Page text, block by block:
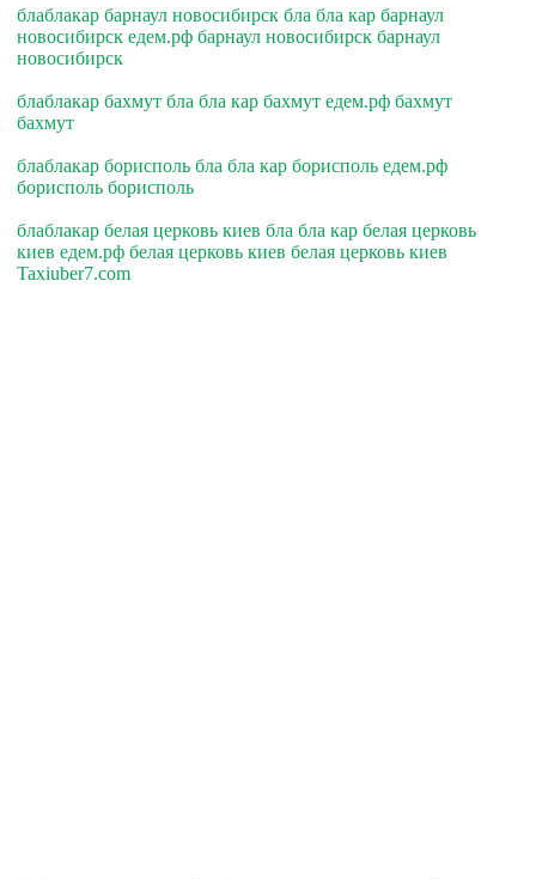
блаблакар барнаул новосибирск бла бла кар барнаул
новосибирск едем.рф барнаул новосибирск барнаул
новосибирск
блаблакар бахмут бла бла кар бахмут едем.рф бахмут
бахмут
блаблакар борисполь бла бла кар борисполь едем.рф
борисполь борисполь
блаблакар белая церковь киев бла бла кар белая церковь
киев едем.рф белая церковь киев белая церковь киев
Taxiuber7.com